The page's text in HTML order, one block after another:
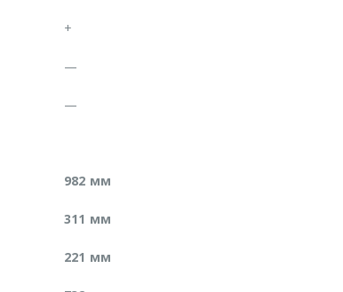
+
—
—
982 мм
311 мм
221 мм